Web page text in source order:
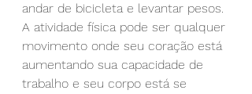
andar de bicicleta e levantar pesos.
A atividade física pode ser qualquer
movimento onde seu coração está
aumentando sua capacidade de
trabalho e seu corpo está se